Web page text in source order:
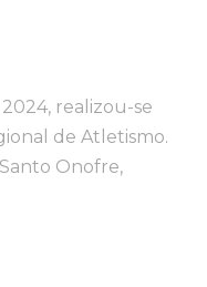
realizou-se
de Atletismo.
Onofre,